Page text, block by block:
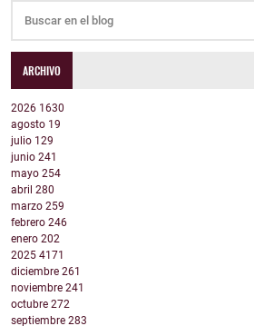
ARCHIVO
2026 1630
agosto 19
julio 129
junio 241
mayo 254
abril 280
marzo 259
febrero 246
enero 202
2025 4171
diciembre 261
noviembre 241
octubre 272
septiembre 283